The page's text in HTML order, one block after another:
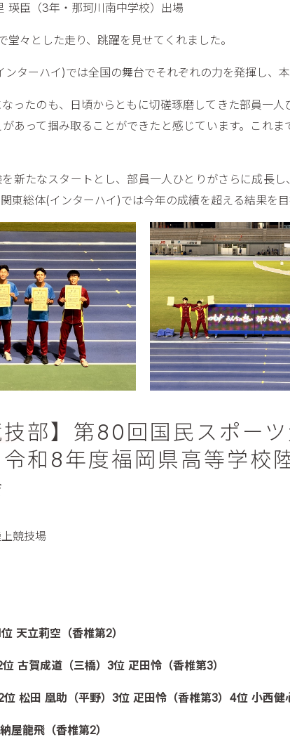
瑛臣（3年・那珂川南中学校）出場
堂々とした走り、跳躍を見せてくれました。
ターハイ)では全国の舞台でそれぞれの力を発揮し、
ったのも、日頃からともに切磋琢磨してきた部員一
あって掴み取ることができたと感じています。これ
新たなスタートとし、部員一人ひとりがさらに成長
東総体(インターハイ)では今年の成績を超える結果を
部】第80回国民スポー
8年度福岡県高等学校陸
競技場
天立莉空（香椎第2）
古賀成道（三橋）3位 疋田怜（香椎第3）
松田 凰助（平野）3位 疋田怜（香椎第3）4位 小西健
龍飛（香椎第2）